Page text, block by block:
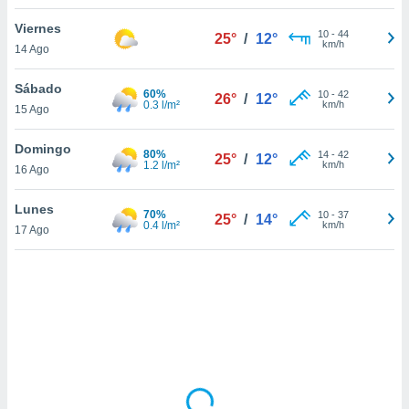
sitio
sean
ni para
o
Viernes
14 Ago
25° / 12° 10- 44
km/h
Sábado
15 Ago
60%
0.3 l/m²
26° / 12° 10- 42
km/h
Domingo
16 Ago
80%
1.2 l/m²
25° / 12° 14- 42
km/h
Lunes
17 Ago
70%
0.4 l/m²
25° / 14° 10- 37
km/h